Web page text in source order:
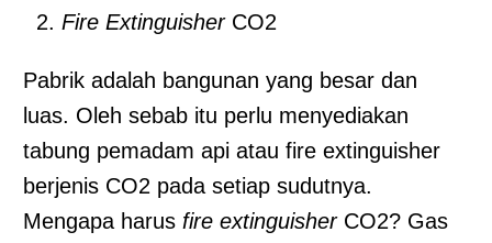
Fire ExtinguisherCO2
Pabrik adalah bangunan yang besar dan
luas. Oleh sebab itu perlu menyediakan
tabung pemadam api atau fire extinguisher
berjenis CO2 pada setiap sudutnya.
Mengapa harus fire extinguisher CO2? Gas